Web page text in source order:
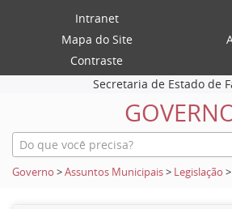
Intranet
Mapa do Site
Contraste
Secretaria de Estado de
Governo >Assuntos Municipais> Legislação >